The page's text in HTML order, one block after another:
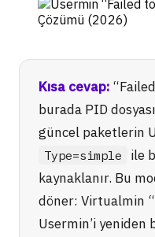
Kısa cevap:
burada PID
güncel paketlerin
Type=simple
ile
kaynaklanır. Bu
döner: Virtualmin
Usermin’i yeniden